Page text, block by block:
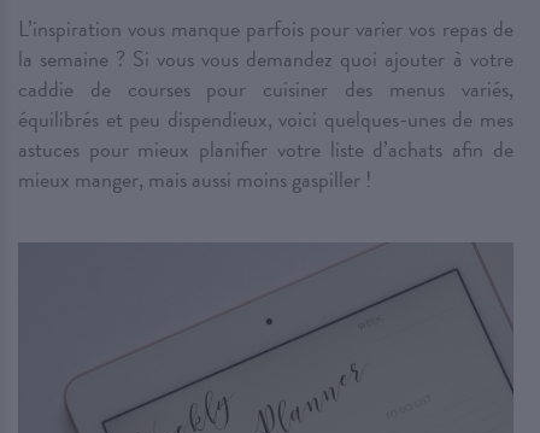
L’inspiration vous manque parfois pour varier vos repas de
la semaine ? Si vous vous demandez quoi ajouter à votre
caddie de courses pour cuisiner des menus variés,
équilibrés et peu dispendieux, voici quelques-unes de mes
astuces pour mieux planifier votre liste d’achats afin de
mieux manger, mais aussi moins gaspiller !